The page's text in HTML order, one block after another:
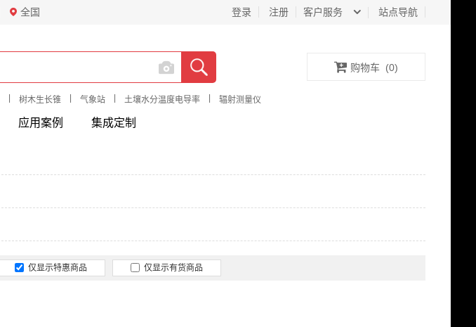
全国 客户服务 站点导航
登录 注册
树木生长锥 气象站 土壤水分温度电导率 辐射测量仪
购物车 (0)
应用案例 集成定制
仅显示特惠商品 仅显示有货商品